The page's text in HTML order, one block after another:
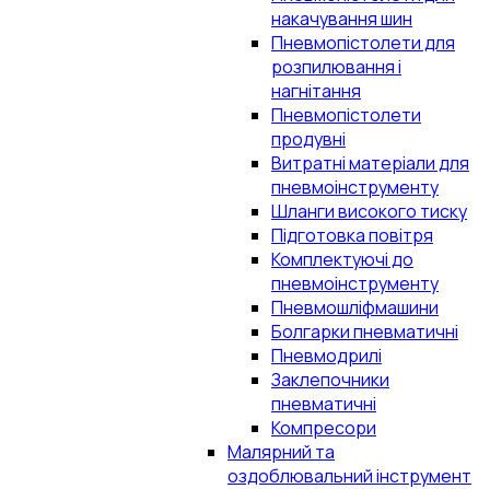
накачування шин
Пневмопістолети для
розпилювання і
нагнітання
Пневмопістолети
продувні
Витратні матеріали для
пневмоінструменту
Шланги високого тиску
Підготовка повітря
Комплектуючі до
пневмоінструменту
Пневмошліфмашини
Болгарки пневматичні
Пневмодрилі
Заклепочники
пневматичні
Компресори
Малярний та
оздоблювальний інструмент